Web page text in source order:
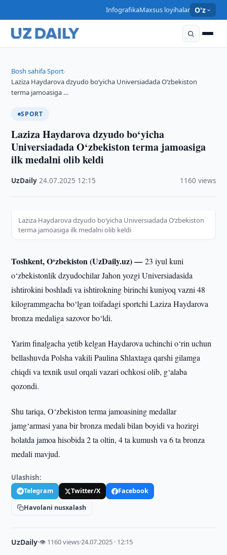
InfografikaMaxsus loyihalar O'z
Bosh sahifa›Sport›
Laziza Haydarova dzyudo bo‘yicha Universiadada O‘zbekiston
terma jamoasiga …
SPORT
Laziza Haydarova dzyudo bo‘yicha
Universiadada O‘zbekiston terma jamoasiga
ilk medalni olib keldi
UzDaily ·24.07.2025 12:15 1160 views
Laziza Haydarova dzyudo bo‘yicha Universiadada O‘zbekiston
terma jamoasiga ilk medalni olib keldi
Toshkent, O‘zbekiston (UzDaily.uz) —23 iyul kuni
o‘zbekistonlik dzyudochilar Jahon yozgi Universiadasida
ishtirokini boshladi va ishtirokning birinchi kuniyoq vazni 48
kilogrammgacha bo‘lgan toifadagi sportchi Laziza Haydarova
bronza medaliga sazovor bo‘ldi.
Yarim finalgacha yetib kelgan Haydarova uchinchi o‘rin uchun
bellashuvda Polsha vakili Paulina Shlaxtaga qarshi gilamga
chiqdi va texnik usul orqali vazari ochkosi olib, g‘alaba
qozondi.
Shu tariqa, O‘zbekiston terma jamoasining medallar
jamg‘armasi yana bir bronza medali bilan boyidi va hozirgi
holatda jamoa hisobida 2 ta oltin, 4 ta kumush va 6 ta bronza
medali mavjud.
Ulashish:
Telegram Twitter/X
Facebook
Havolani nusxalash
UzDaily·👁 1160 views·24.07.2025 · 12:15